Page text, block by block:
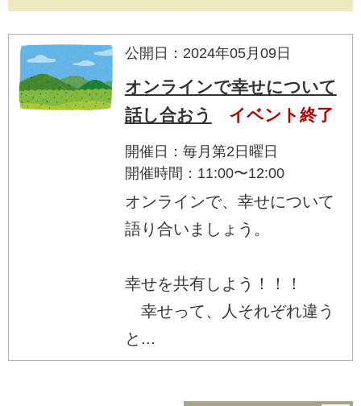
公開日：2024年05月09日
オンラインで幸せについて
話し合おう
イベント終了
開催日：毎月第2日曜日
開催時間：11:00〜12:00
オンラインで、幸せについて
語り合いましょう。
幸せを共有しよう！！！
幸せって、人それぞれ違う
と...